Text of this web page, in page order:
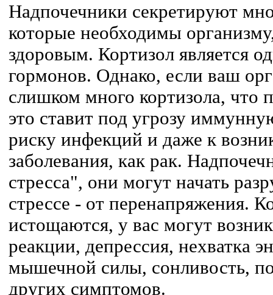
Надпочечники секретируют
которые необходимы
здоровым. Кортизол является
гормонов. Однако, если ваш
слишком много кортизола, что
это ставит под угрозу
риску инфекций и даже к
заболевания, как рак.
стресса", они могут начать
стрессе - от перенапряжения.
истощаются, у вас могут
реакции, депрессия, нехватка
мышечной силы, сонливость,
других симптомов.